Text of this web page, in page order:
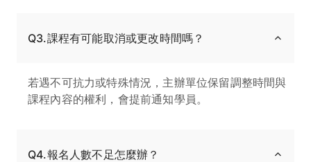
Q3.課程有可能取消或更改時間嗎？
若遇不可抗力或特殊情況，主辦單位保留調整時間與
課程內容的權利，會提前通知學員。
Q4.報名人數不足怎麼辦？